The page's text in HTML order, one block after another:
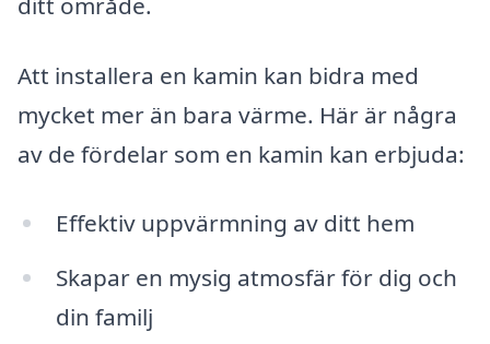
Att installera en kamin kan bidra med
mycket mer än bara värme. Här är några
av de fördelar som en kamin kan erbjuda:
Effektiv uppvärmning av ditt hem
Skapar en mysig atmosfär för dig och
din familj